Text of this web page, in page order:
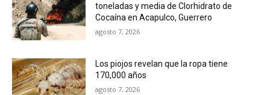
toneladas y media de Clorhidrato de
Cocaína en Acapulco, Guerrero
agosto 7, 2026
Los piojos revelan que la ropa tiene
170,000 años
agosto 7, 2026